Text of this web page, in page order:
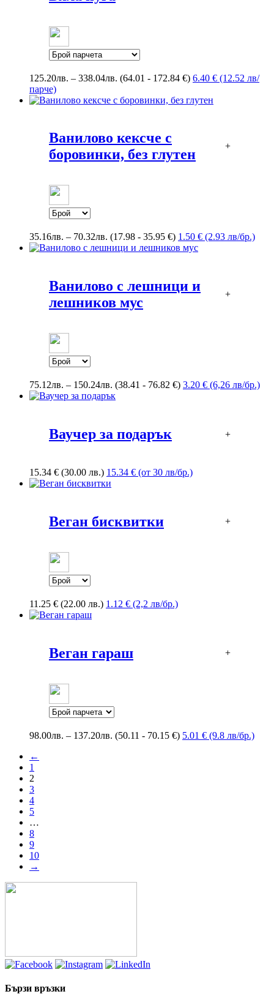
125.20лв. – 338.04лв. Price
125.20лв.
(64.01 - 172.84 €) 6.40 € (12.52 лв/
парче)
Ванилово кексче с
боровинки, без глутен
+
35.16лв. – 70.32лв. Price
range:
(17.98 - 35.95 €) 1.50 € (2.93 лв/бр.)
Ванилово с лешници и
лешников мус
+
75.12лв. – 150.24лв. Price
range:
(38.41 - 76.82 €) 3.20 € (6,26 лв/бр.)
Ваучер за подарък +
15.34 € (30.00 лв.) 15.34 € (от 30 лв/бр.)
Веган бисквитки +
11.25 € (22.00 лв.) 1.12 € (2,2 лв/бр.)
Веган гараш +
98.00лв. – 137.20лв. Price
(50.11 - 70.15 €) 5.01 € (9.8 лв/бр.)
←
1
2
3
4
5
…
8
9
10
→
Бързи връзки